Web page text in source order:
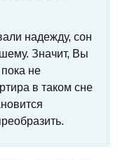
надежду, сон
Значит, Вы
не
в таком сне